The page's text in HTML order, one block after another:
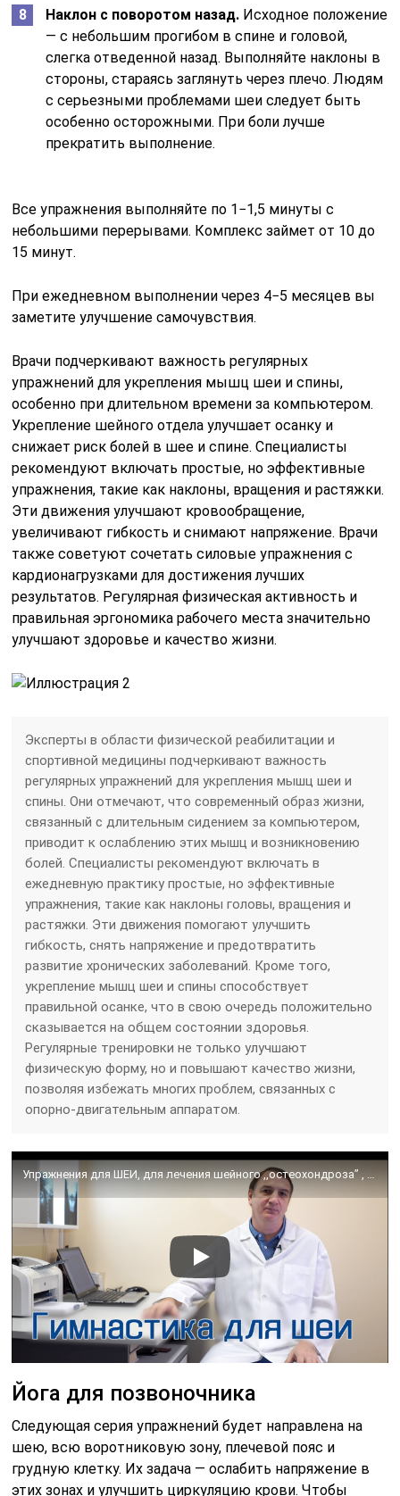
Наклон с поворотом назад. Исходное положение
— с небольшим прогибом в спине и головой,
слегка отведенной назад. Выполняйте наклоны в
стороны, стараясь заглянуть через плечо. Людям
с серьезными проблемами шеи следует быть
особенно осторожными. При боли лучше
прекратить выполнение.
Все упражнения выполняйте по 1−1,5 минуты с
небольшими перерывами. Комплекс займет от 10 до
15 минут.
При ежедневном выполнении через 4−5 месяцев вы
заметите улучшение самочувствия.
Врачи подчеркивают важность регулярных
упражнений для укрепления мышц шеи и спины,
особенно при длительном времени за компьютером.
Укрепление шейного отдела улучшает осанку и
снижает риск болей в шее и спине. Специалисты
рекомендуют включать простые, но эффективные
упражнения, такие как наклоны, вращения и растяжки.
Эти движения улучшают кровообращение,
увеличивают гибкость и снимают напряжение. Врачи
также советуют сочетать силовые упражнения с
кардионагрузками для достижения лучших
результатов. Регулярная физическая активность и
правильная эргономика рабочего места значительно
улучшают здоровье и качество жизни.
Эксперты в области физической реабилитации и
спортивной медицины подчеркивают важность
регулярных упражнений для укрепления мышц шеи и
спины. Они отмечают, что современный образ жизни,
связанный с длительным сидением за компьютером,
приводит к ослаблению этих мышц и возникновению
болей. Специалисты рекомендуют включать в
ежедневную практику простые, но эффективные
упражнения, такие как наклоны головы, вращения и
растяжки. Эти движения помогают улучшить
гибкость, снять напряжение и предотвратить
развитие хронических заболеваний. Кроме того,
укрепление мышц шеи и спины способствует
правильной осанке, что в свою очередь положительно
сказывается на общем состоянии здоровья.
Регулярные тренировки не только улучшают
физическую форму, но и повышают качество жизни,
позволяя избежать многих проблем, связанных с
опорно-двигательным аппаратом.
Йога для позвоночника
Следующая серия упражнений будет направлена на
шею, всю воротниковую зону, плечевой пояс и
грудную клетку. Их задача — ослабить напряжение в
этих зонах и улучшить циркуляцию крови. Чтобы